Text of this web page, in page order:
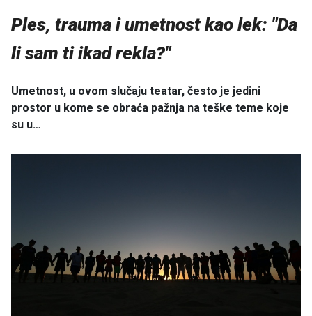
Ples, trauma i umetnost kao lek: "Da
li sam ti ikad rekla?"
Umetnost, u ovom slučaju teatar, često je jedini
prostor u kome se obraća pažnja na teške teme koje
su u…